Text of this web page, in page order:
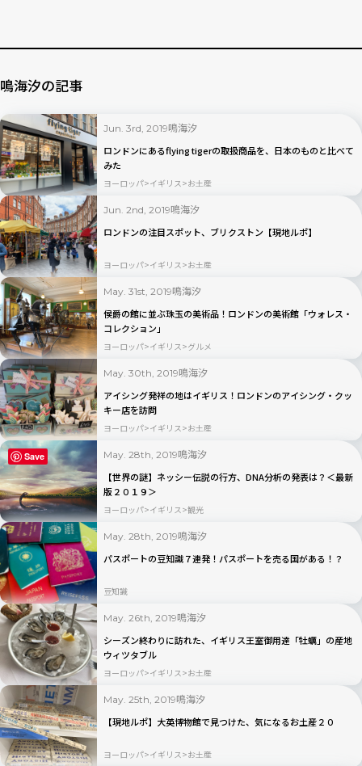
鳴海汐の記事
Jun. 3rd, 2019鳴海汐
ロンドンにあるflying tigerの取扱商品を、日本のものと比べて
みた
ヨーロッパ イギリス お土産
Jun. 2nd, 2019鳴海汐
ロンドンの注目スポット、ブリクストン【現地ルポ】
ヨーロッパ イギリス お土産
May. 31st, 2019鳴海汐
侯爵の館に並ぶ珠玉の美術品！ロンドンの美術館「ウォレス・
コレクション」
ヨーロッパ イギリス グルメ
May. 30th, 2019鳴海汐
アイシング発祥の地はイギリス！ロンドンのアイシング・クッ
キー店を訪問
ヨーロッパ イギリス お土産
May. 28th, 2019鳴海汐
【世界の謎】ネッシー伝説の行方、DNA分析の発表は？＜最新
版２０１９＞
ヨーロッパ イギリス 観光
May. 28th, 2019鳴海汐
パスポートの豆知識７連発！パスポートを売る国がある！？
豆知識
May. 26th, 2019鳴海汐
シーズン終わりに訪れた、イギリス王室御用達「牡蠣」の産地
ウィツタブル
ヨーロッパ イギリス お土産
May. 25th, 2019鳴海汐
【現地ルポ】大英博物館で見つけた、気になるお土産２０
ヨーロッパ イギリス お土産
Save